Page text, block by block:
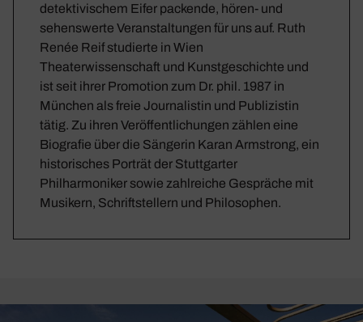
detektivischem Eifer packende, hören- und
sehenswerte Veranstaltungen für uns auf. Ruth
Renée Reif studierte in Wien
Theaterwissenschaft und Kunstgeschichte und
ist seit ihrer Promotion zum Dr. phil. 1987 in
München als freie Journalistin und Publizistin
tätig. Zu ihren Veröffentlichungen zählen eine
Biografie über die Sängerin Karan Armstrong, ein
historisches Porträt der Stuttgarter
Philharmoniker sowie zahlreiche Gespräche mit
Musikern, Schriftstellern und Philosophen.